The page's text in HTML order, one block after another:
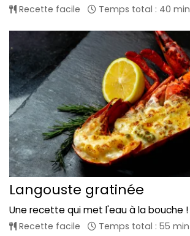
Recette facile Temps total : 40 min
Langouste gratinée
Une recette qui met l'eau à la bouche !
Recette facile Temps total : 55 min